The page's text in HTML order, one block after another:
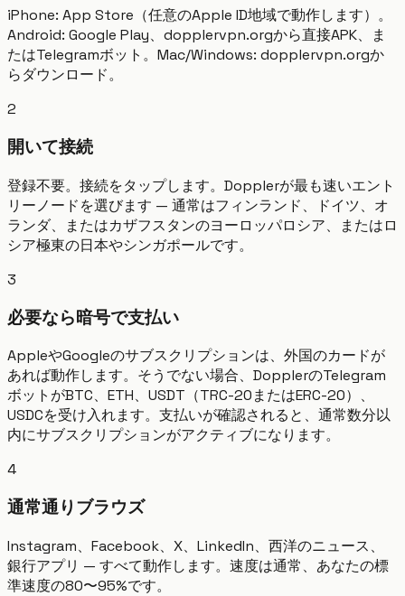
iPhone: App Store（任意のApple ID地域で動作します）。
Android: Google Play、dopplervpn.orgから直接APK、ま
たはTelegramボット。Mac/Windows: dopplervpn.orgか
らダウンロード。
2
開いて接続
登録不要。接続をタップします。Dopplerが最も速いエント
リーノードを選びます — 通常はフィンランド、ドイツ、オ
ランダ、またはカザフスタンのヨーロッパロシア、またはロ
シア極東の日本やシンガポールです。
3
必要なら暗号で支払い
AppleやGoogleのサブスクリプションは、外国のカードが
あれば動作します。そうでない場合、DopplerのTelegram
ボットがBTC、ETH、USDT（TRC-20またはERC-20）、
USDCを受け入れます。支払いが確認されると、通常数分以
内にサブスクリプションがアクティブになります。
4
通常通りブラウズ
Instagram、Facebook、X、LinkedIn、西洋のニュース、
銀行アプリ — すべて動作します。速度は通常、あなたの標
準速度の80〜95%です。